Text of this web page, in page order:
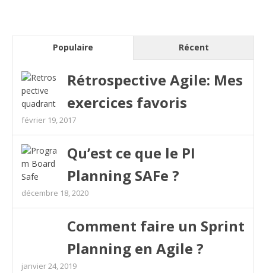
Populaire Récent
Rétrospective Agile: Mes
exercices favoris
février 19, 2017
Qu’est ce que le PI
Planning SAFe ?
décembre 18, 2020
Comment faire un Sprint
Planning en Agile ?
janvier 24, 2019